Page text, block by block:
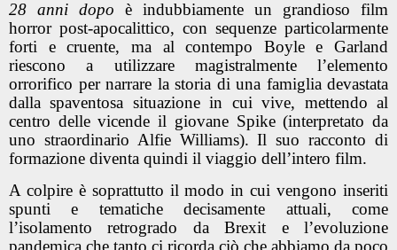
28 anni dopo è indubbiamente un grandioso film
horror post-apocalittico, con sequenze particolarmente
forti e cruente, ma al contempo Boyle e Garland
riescono a utilizzare magistralmente l’elemento
orrorifico per narrare la storia di una famiglia devastata
dalla spaventosa situazione in cui vive, mettendo al
centro delle vicende il giovane Spike (interpretato da
uno straordinario Alfie Williams). Il suo racconto di
formazione diventa quindi il viaggio dell’intero film.
A colpire è soprattutto il modo in cui vengono inseriti
spunti e tematiche decisamente attuali, come
l’isolamento retrogrado da Brexit e l’evoluzione